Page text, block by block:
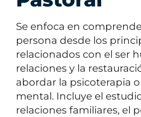
Se enfoca en
persona desde los
relacionados con el ser
relaciones y la
abordar la psicoterapia
mental. Incluye el
relaciones familiares, el